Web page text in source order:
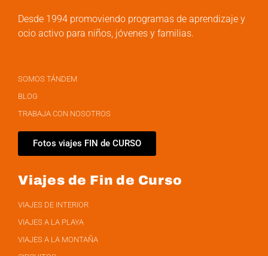
Desde 1994 promoviendo programas de aprendizaje y
ocio activo para niños, jóvenes y familias.
SOMOS TÁNDEM
BLOG
TRABAJA CON NOSOTROS
Fotos viajes FIN de CURSO
Viajes de Fin de Curso
VIAJES DE INTERIOR
VIAJES A LA PLAYA
VIAJES A LA MONTAÑA